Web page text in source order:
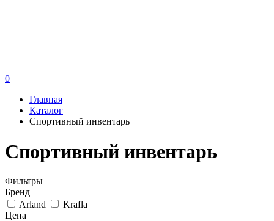
0
Главная
Каталог
Спортивный инвентарь
Спортивный инвентарь
Фильтры
Бренд
Arland
Krafla
Цена